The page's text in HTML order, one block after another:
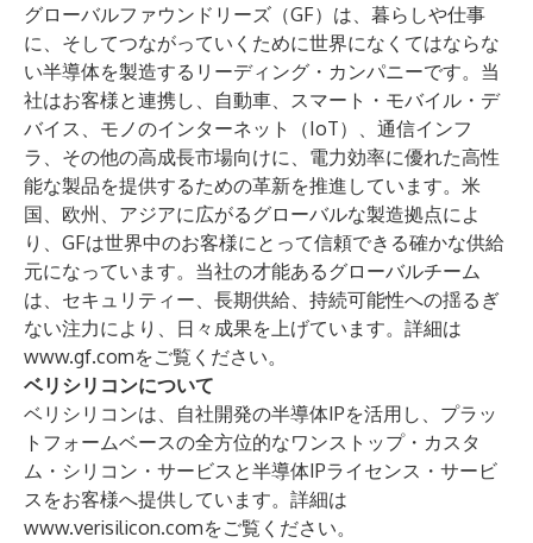
グローバルファウンドリーズ（GF）は、暮らしや仕事
に、そしてつながっていくために世界になくてはならな
い半導体を製造するリーディング・カンパニーです。当
社はお客様と連携し、自動車、スマート・モバイル・デ
バイス、モノのインターネット（IoT）、通信インフ
ラ、その他の高成長市場向けに、電力効率に優れた高性
能な製品を提供するための革新を推進しています。米
国、欧州、アジアに広がるグローバルな製造拠点によ
り、GFは世界中のお客様にとって信頼できる確かな供給
元になっています。当社の才能あるグローバルチーム
は、セキュリティー、長期供給、持続可能性への揺るぎ
ない注力により、日々成果を上げています。詳細は
www.gf.comをご覧ください。
ベリシリコンについて
ベリシリコンは、自社開発の半導体IPを活用し、プラッ
トフォームベースの全方位的なワンストップ・カスタ
ム・シリコン・サービスと半導体IPライセンス・サービ
スをお客様へ提供しています。詳細は
www.verisilicon.comをご覧ください。